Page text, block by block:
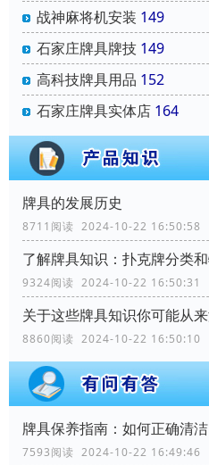
战神麻将机安装 149
石家庄牌具牌技 149
高科技牌具用品 152
石家庄牌具实体店 164
牌具的发展历史
8711阅读 2024-10-22 16:50:58
了解牌具知识：扑克牌分类
9324阅读 2024-10-22 16:50:31
关于这些牌具知识你可能从
8860阅读 2024-10-22 16:50:10
7593阅读 2024-10-22 16:49:46